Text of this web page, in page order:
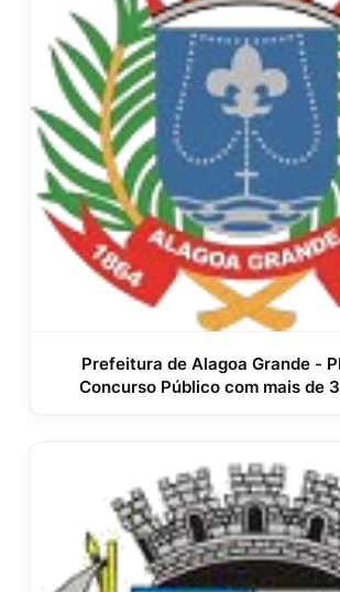
Prefeitura de Alagoa Grande -
Concurso Público com mais de